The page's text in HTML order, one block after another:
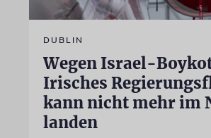
DUBLIN
Wegen Israel-
Irisches
kann nicht mehr im
landen